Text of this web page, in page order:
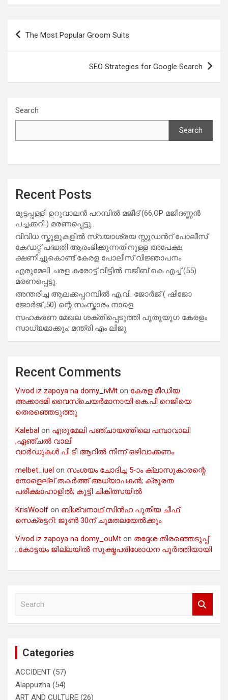
ce
b
o
at
s
A
tt ail ar
Post
The Most Popular Groom Suits
SEO Strategies for Google Search
Search
Search
Recent Posts
മുട്ടപ്പള്ളി ഉറുവാലൻ പറമ്പിൽ മജീദ് (66,OP മജീദണ്ണൻ
പച്ചക്കറി ) മരണപ്പെട്ടു..
വിവിധ സ്കൂളുകളില്‍ സ്വയാശ്രയ സ്റ്റുഡന്‍റ് പോലീസ്
കേഡറ്റ് പദ്ധതി ആരംഭിക്കുന്നതിനുള്ള അപേക്ഷ
ക്ഷണിച്ചുകൊണ്ട് കേരള പോലീസ് വിജ്ഞാപനം
എരുമേലി ചരള കരോട്ട് വീട്ടിൽ നജീബ് കെ എച്ച് (55)
മരണപ്പെട്ടു.
അന്തരിച്ച ആ​ല​ക്ക​പ്പ​റമ്പിൽ​ എ.​വി. ജോ​ർ​ജ് ( ഷിജോ
ജോർജ് ,50) ന്റെ സംസ്കാരം നാളെ
സഹകരണ മേഖല ശക്തിപ്പെടുത്തി പുതുയുഗ കേരളം
സാധ്യമാക്കും: മന്ത്രി എം ലിജു
Recent Comments
Vivod iz zapoya na domy_ivMt on കേരള മീഡിയ
അക്കാദമി വൈസ്ചെയർമാനായി കെ.പി റെജിയെ
തെരഞ്ഞെടുത്തു
Kalebal on എരുമേലി പഞ്ചായത്തിലെ പമ്പാവാലി
,ഏഞ്ചൽ വാലി
വാർഡുകൾ പി ടി ആറിൽ നിന്ന് ഒഴിവാക്കണം
melbet_iuel on സംശയം ചോദിച്ച 5-ാം ക്ലാസുകാരന്റെ
തോളെല്ല് തകർത്ത് അധ്യാപകൻ; ക്രൂരത
പരീക്ഷാഹാളിൽ; കുട്ടി ചികിത്സയിൽ
KrisWoolf on ബിശ്വനാഥ് സിൻഹ പുതിയ ചീഫ്
സെക്രട്ടറി: ജൂൺ 30ന് ചുമതലയേൽക്കും
Vivod iz zapoya na domy_ouMt on തദ്ദേശ തിരഞ്ഞെടുപ്പ്
;.കോട്ടയം ജില്ലയിൽ സൂക്ഷ്മപരിശോധന പൂർത്തിയായി
Categories
ACCIDENT (57)
Alappuzha (54)
ART AND CULTURE (26)